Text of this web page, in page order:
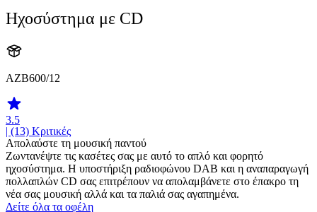
Ηχοσύστημα με CD
AZB600/12
3.5
| (13) Κριτικές
Απολαύστε τη μουσική παντού
Ζωντανέψτε τις κασέτες σας με αυτό το απλό και φορητό
ηχοσύστημα. Η υποστήριξη ραδιοφώνου DAB και η αναπαραγωγή
πολλαπλών CD σας επιτρέπουν να απολαμβάνετε στο έπακρο τη
νέα σας μουσική αλλά και τα παλιά σας αγαπημένα.
Δείτε όλα τα οφέλη